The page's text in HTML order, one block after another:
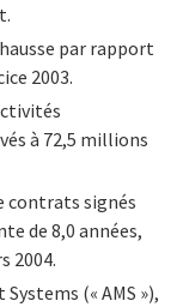
par rapport
2003.
à 72,5 millions
contrats signés
de 8,0 années,
2004.
(« AMS »),